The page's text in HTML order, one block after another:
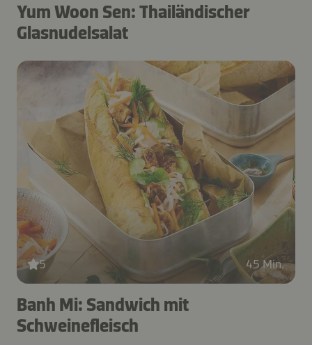
Yum Woon Sen: Thailändischer
Glasnudelsalat
5 45 Min.
Banh Mi: Sandwich mit
Schweinefleisch